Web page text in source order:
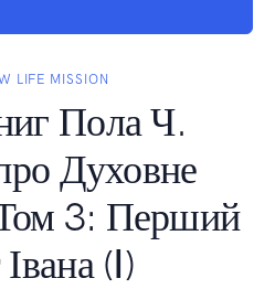
LIFE MISSION
Пола Ч.
Духовне
3: Перший
(Ⅰ)